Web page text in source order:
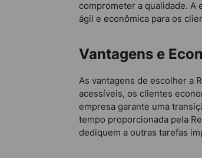
comprometer a qualidade. A
ágil e econômica para os
Vantagens e
As vantagens de escolher a
acessíveis, os clientes
empresa garante uma
tempo proporcionada pela
dediquem a outras tarefas